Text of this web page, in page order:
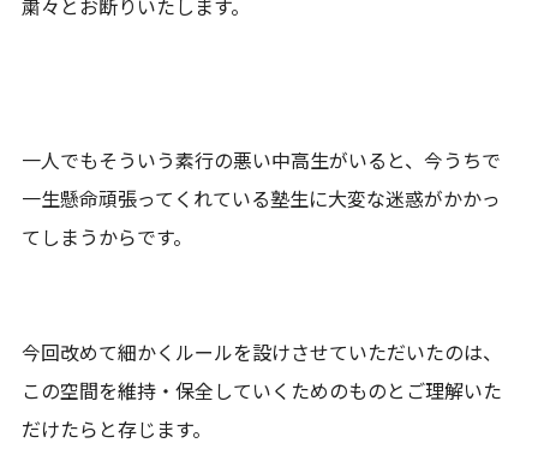
粛々とお断りいたします。
一人でもそういう素行の悪い中高生がいると、今うちで
一生懸命頑張ってくれている塾生に大変な迷惑がかかっ
てしまうからです。
今回改めて細かくルールを設けさせていただいたのは、
この空間を維持・保全していくためのものとご理解いた
だけたらと存じます。